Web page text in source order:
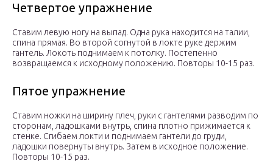
Четвертое упражнение
Ставим левую ногу на выпад. Одна рука находится на талии,
спина прямая. Во второй согнутой в локте руке держим
гантель. Локоть поднимаем к потолку. Постепенно
возвращаемся к исходному положению. Повторы 10-15 раз.
Пятое упражнение
Ставим ножки на ширину плеч, руки с гантелями разводим по
сторонам, ладошками внутрь, спина плотно прижимается к
стенке. Сгибаем локти и поднимаем гантели до груди,
ладошки повернуты внутрь. Затем в исходное положение.
Повторы 10-15 раз.